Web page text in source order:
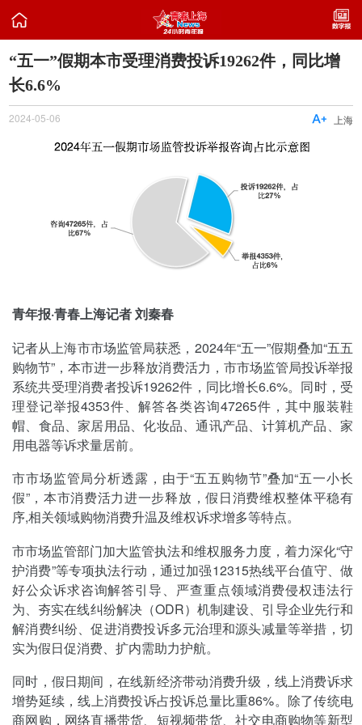

“五一”假期本市受理消费投诉19262件，同比增
长6.6%
2024-05-06 上海

青年报·青春上海记者 刘秦春
记者从上海市市场监管局获悉，2024年“五一”假期叠加“五五
购物节”，本市进一步释放消费活力，市市场监管局投诉举报
系统共受理消费者投诉19262件，同比增长6.6%。同时，受
理登记举报4353件、解答各类咨询47265件，其中服装鞋
帽、食品、家居用品、化妆品、通讯产品、计算机产品、家
用电器等诉求量居前。
市市场监管局分析透露，由于“五五购物节”叠加“五一小长
假”，本市消费活力进一步释放，假日消费维权整体平稳有
序,相关领域购物消费升温及维权诉求增多等特点。
市市场监管部门加大监管执法和维权服务力度，着力深化“守
护消费”等专项执法行动，通过加强12315热线平台值守、做
好公众诉求咨询解答引导、严查重点领域消费侵权违法行
为、夯实在线纠纷解决（ODR）机制建设、引导企业先行和
解消费纠纷、促进消费投诉多元治理和源头减量等举措，切
实为假日促消费、扩内需助力护航。
同时，假日期间，在线新经济带动消费升级，线上消费诉求
增势延续，线上消费投诉占投诉总量比重86%。除了传统电
商网购，网络直播带货、短视频带货、社交电商购物等新型